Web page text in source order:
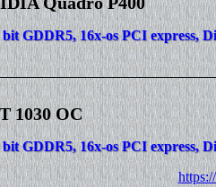
bit GDDR5, 16x-os PCI express,
1030 OC
bit GDDR5, 16x-os PCI express,